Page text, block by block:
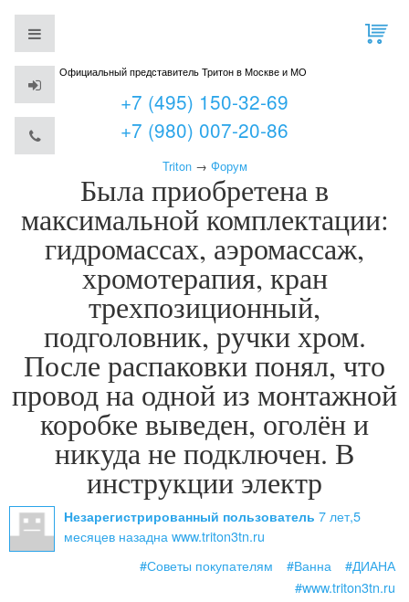
Официальный представитель Тритон в Москве и МО
+7 (495) 150-32-69
+7 (980) 007-20-86
Triton→ Форум
Была приобретена в
максимальной комплектации:
гидромассах, аэромассаж,
хромотерапия, кран
трехпозиционный,
подголовник, ручки хром.
После распаковки понял, что
провод на одной из монтажной
коробке выведен, оголён и
никуда не подключен. В
инструкции электр
Незарегистрированный пользователь 7 лет,5
месяцев назадна www.triton3tn.ru
#Советы покупателям
#Ванна
#ДИАНА
#www.triton3tn.ru